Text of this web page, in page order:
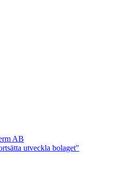
AB
utveckla bolaget"